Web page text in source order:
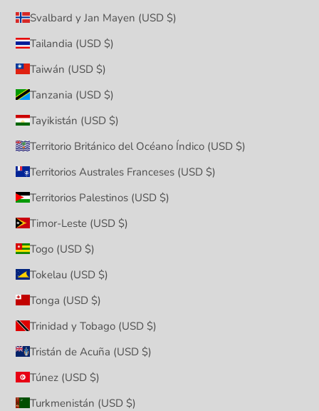
Svalbard y Jan Mayen (USD $)
Tailandia (USD $)
Taiwán (USD $)
Tanzania (USD $)
Tayikistán (USD $)
Territorio Británico del Océano Índico (USD $)
Territorios Australes Franceses (USD $)
Territorios Palestinos (USD $)
Timor-Leste (USD $)
Togo (USD $)
Tokelau (USD $)
Tonga (USD $)
Trinidad y Tobago (USD $)
Tristán de Acuña (USD $)
Túnez (USD $)
Turkmenistán (USD $)